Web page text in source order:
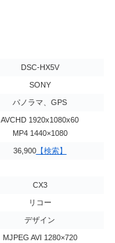
DSC-HX5V
SONY
パノラマ、GPS
AVCHD 1920x1080x60
MP4 1440×1080
36,900【検索】
CX3
リコー
デザイン
MJPEG AVI 1280×720